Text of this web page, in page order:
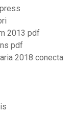
2013 pdf
pdf
2018 conecta